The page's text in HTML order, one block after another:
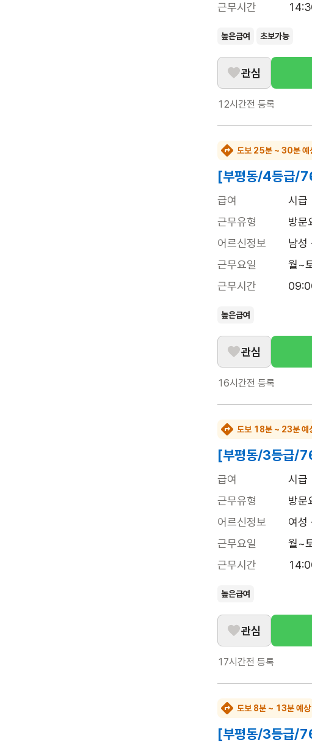
근무시간
높은급여 초보가능
관심
12시간전 등록
도보 25분 ~ 30분 예
[부평동/4등급/
급여
시
근무유형
방문
어르신정보
남성
근무요일
월~
근무시간
높은급여
관심
16시간전 등록
도보 18분 ~ 23분 예
[부평동/3등급/
급여
시
근무유형
방문
어르신정보
여성
근무요일
월~
근무시간
높은급여
관심
17시간전 등록
도보 8분 ~ 13분 예상
[부평동/3등급/